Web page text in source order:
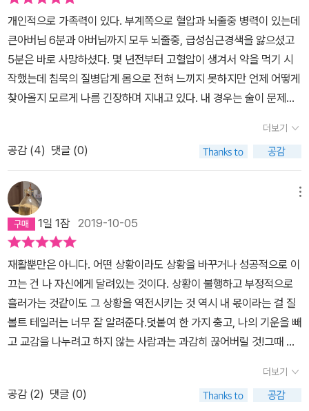
아이러니하게도 그래서 그녀는 잠시 회복을 꼭 해야 하는지 고민했다
고 한다. 아무런 스트레스가 없는 그때의 상태가 좋아서. 아주 새로웠
다.좌뇌가 혈액 속에서 허우적거릴 때, 인간의 기능은 하나씩 작동하
지 않았다. 소리를 구분하지 못했고, 3차원 공간 인지가 되지 않았고
색깔마저 구분할 수 없었다. 성대를 울릴 수 없었고, 수리 능력은 숫자
라는 추상적인 개념조차 알 수 없었다. 그러면서 우뇌가 활성화되었
다. 현재에 집중하고 현재만을 생각하는 감정적인 우뇌를.이 놀라운
경험을 저자는 뇌 과학자로서 우리에게 전하고, 수술 후 그녀의 재활
이 책도 전자책과 오디오북으로 함께 보고 읽고 있다. 그러면서 생각
했다.우뇌가 극도로 활성화되면 - 좌뇌와 함께 있을 때는 정말 몰랐다
는 뜻도 된다 - 다른 사람의 에너지를 느낄 수 있구나. 그것이 긍정적
인지 부정적인지. 누군가가 나를 비난하면 뇌는 아주 많이 움츠러드
는구나. 이제 소리치지 말아야지. 비난하지 말아야지. 영상을 보는 것,
라디오를 듣는 동안 우리의 뇌는 매우 분주하구나. 몸은 쉬고 있어도
뇌는 아주 바쁘구나. 더 많이 자야지.인지능력이 체계적으로 무너져
내리는 광경을 지켜보는 것은 상당히 매혹적이었다. p30그동안 나는
외부 세계에 대한 우리의 지각과 우리와 세상의 관계가 신경 회로의
개인적으로 가족력이 있다. 부계쪽으로 혈압과 뇌줄중 병력이 있는데
큰아버님 6분과 아버님까지 모두 뇌줄중, 급성심근경색을 앓으셨고
5분은 바로 사망하셨다. 몇 년전부터 고혈압이 생겨서 약을 먹기 시
작했는데 침묵의 질병답게 몸으로 전혀 느끼지 못하지만 언제 어떻게
찾아올지 모르게 나름 긴장하며 지내고 있다. 내 경우는 술이 문제이
에서 이 책을 읽게 됐는데 개인적으로 10점 만점을 주고 싶다.(물론
그쪽으로 관심이 많다는걸 감안해야 되기는 하지만...) 저자도 가족력
을 가진 상태에서 뇌과학자로 학문에 매진하다가 뇌졸중에 걸려 다시
실생활로 복귀했던 경험을 책에서 아주 밀도있게 그려내고 있다.아마
존 베스트 셀러 1위, 테드 조회수 500만, 타임지 선정 ‘세계에서 가장
영향력 있는 100인‘까지 선정된 화려한 경력을 책을 읽어보며 그럴
만하다고 수긍할 수 있다. 그만큼 잘 씌여진 책인데 뇌졸중에 위험에
놓인 현대인이라면 꼭 읽어볼만한 책이라고 생각한다.하버드대에서
뇌를 연구하는 과학자인 질 볼트 테일러는 어느 날 아침 머리를 찌르
는듯한 두통과 함께 하루를 시작한다. 씻기도 옷을 입기도 심지어 전
화하기 힘든 상태에서 그녀를 찾아온건 중증 뇌출혈이었다. 그녀 스
스로가 뇌를 연구하는 과학자답게 뇌출혈이 찾아온 순간부터 병원에
실려가고 수술을 거쳐 8년 뒤 일상생활로 복귀하기까지의 과정을 꼼
꼼하게 기록했다.정말 실감나는 투병기인데, 과학자로써 뇌질환을 겪
더보기
공감 (4) 댓글 (0)
1일 1잠2019-10-05
재활뿐만은 아니다. 어떤 상황이라도 상황을 바꾸거나 성공적으로 이
끄는 건 나 자신에게 달려있는 것이다. 상황이 불행하고 부정적으로
흘러가는 것같이도 그 상황을 역전시키는 것 역시 내 몫이라는 걸 질
볼트 테일러는 너무 잘 알려준다.덧붙여 한 가지 충고, 나의 기운을 빼
고 교감을 나누려고 하지 않는 사람과는 과감히 끊어버릴 것!그때 얻
냐 실패하느냐는 내게 달려 있다는 사실이다. 마음을 여느냐 마느
냐 하는 결정은 내 소관이었다. 나와 교감을 나누고, 부드럽고 적절하
더보기
공감 (2) 댓글 (0)